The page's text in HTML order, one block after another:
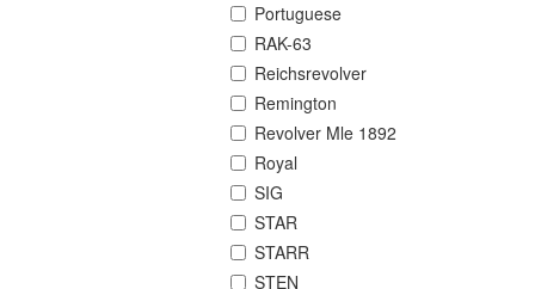
Portuguese
RAK-63
Reichsrevolver
Remington
Revolver Mle 1892
Royal
SIG
STAR
STARR
STEN